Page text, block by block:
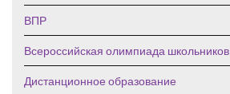
ВПР
Всероссийская олимпиада школьников
Дистанционное образование